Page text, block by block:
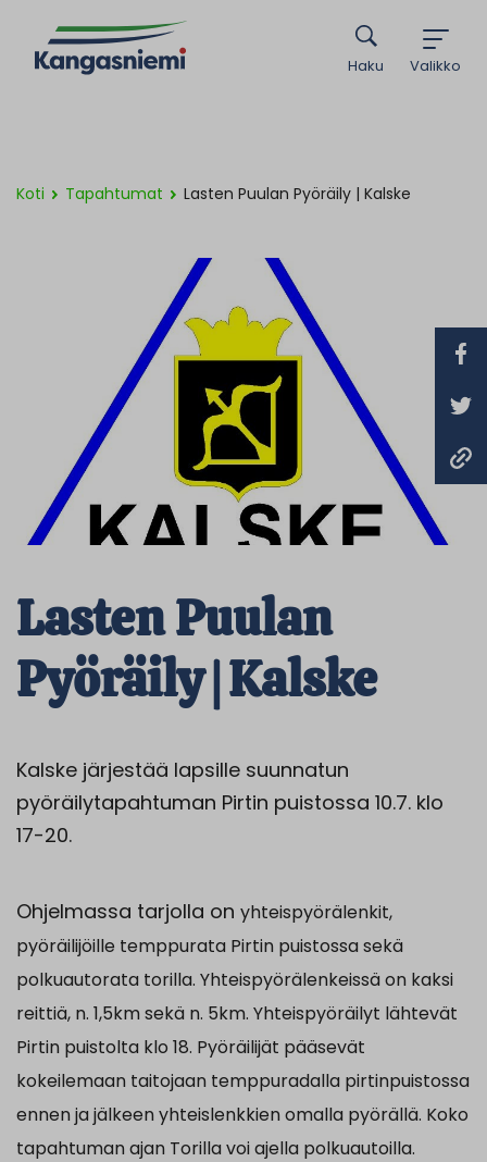
Valikko
Haku
Koti Tapahtumat Lasten Puulan Pyöräily | Kalske
Lasten Puulan
Pyöräily | Kalske
Kalske järjestää lapsille suunnatun
pyöräilytapahtuman Pirtin puistossa 10.7. klo
17-20.
Ohjelmassa tarjolla on yhteispyörälenkit,
pyöräilijöille temppurata Pirtin puistossa sekä
polkuautorata torilla. Yhteispyörälenkeissä on kaksi
reittiä, n. 1,5km sekä n. 5km. Yhteispyöräilyt lähtevät
Pirtin puistolta klo 18. Pyöräilijät pääsevät
kokeilemaan taitojaan temppuradalla pirtinpuistossa
ennen ja jälkeen yhteislenkkien omalla pyörällä. Koko
tapahtuman ajan Torilla voi ajella polkuautoilla.